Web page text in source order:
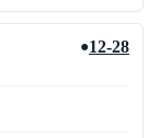
●12-28